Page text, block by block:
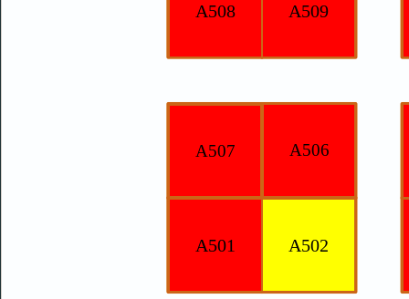
A507 A506
A502
A501
A508 A509